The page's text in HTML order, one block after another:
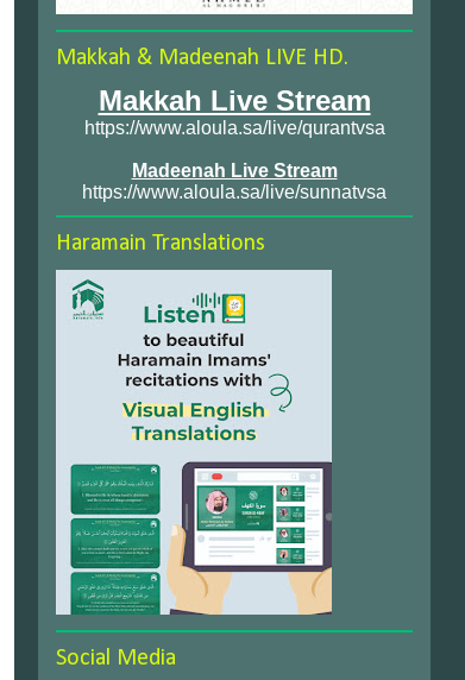
Makkah & Madeenah LIVE HD.
Makkah Live Stream
https://www.aloula.sa/live/qurantvsa
Madeenah Live Stream
https://www.aloula.sa/live/sunnatvsa
Haramain Translations
Social Media